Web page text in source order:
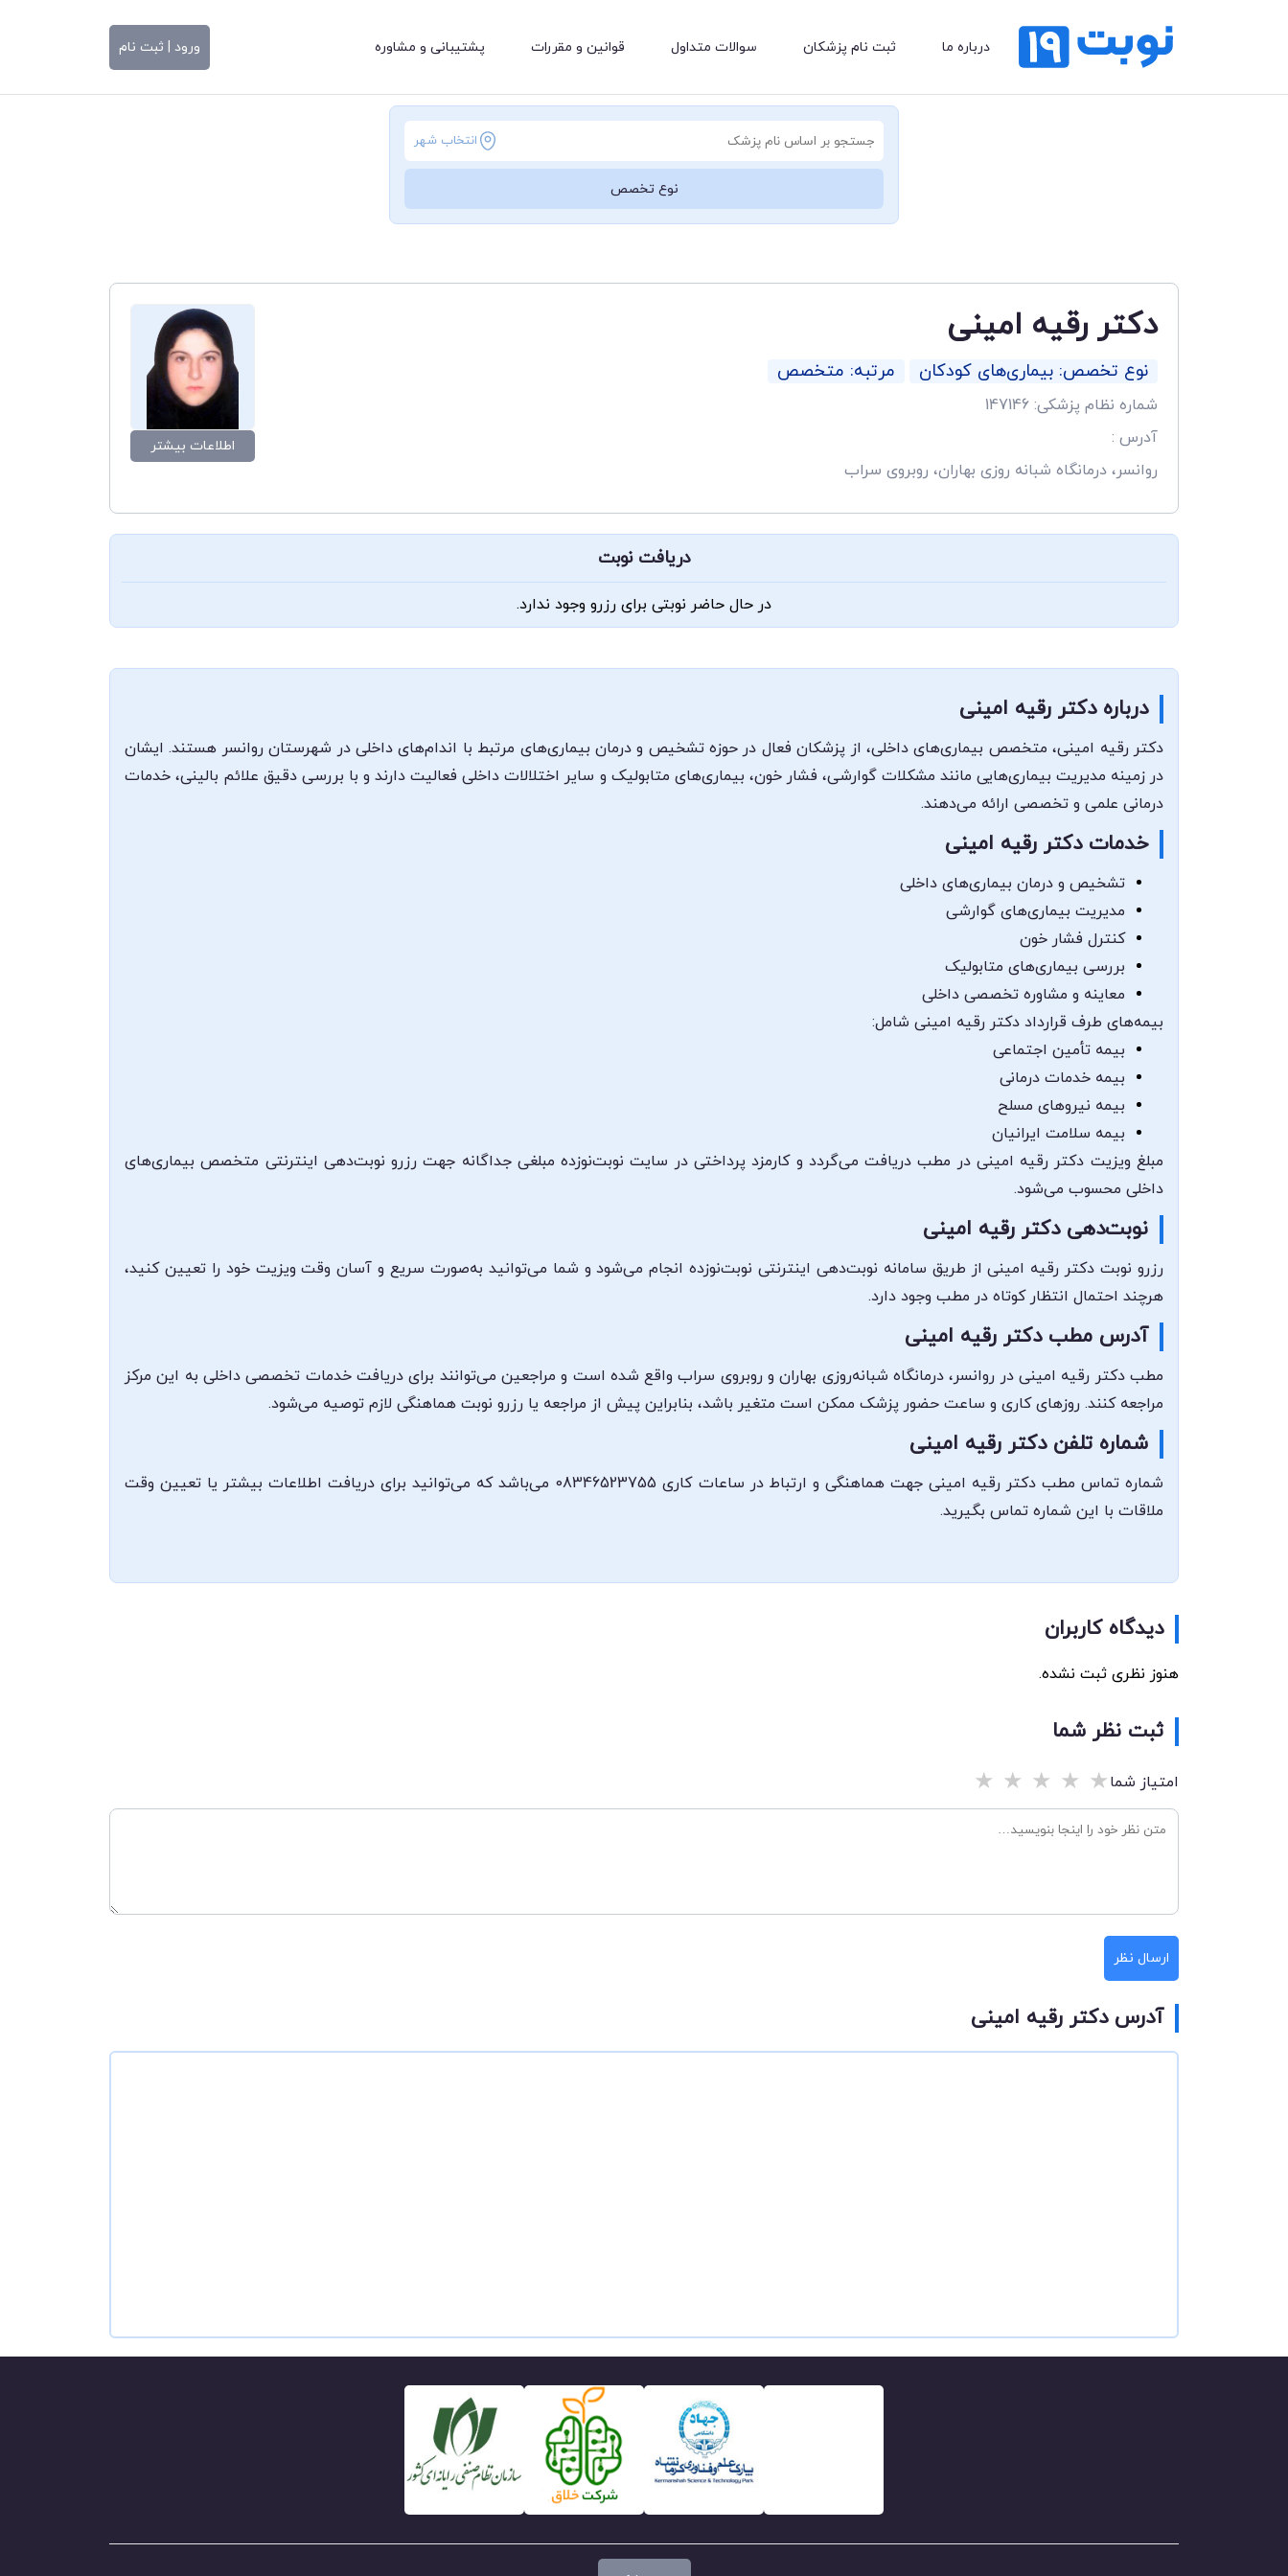
درباره ما ثبت نام پزشکان سوالات متداول قوانین و مقررات پشتیبانی و مشاوره ورود | ثبت نام
انتخاب شهر
نوع تخصص
دکتر رقیه امینی
نوع تخصص: بیماری‌های کودکان مرتبه: متخصص
شماره نظام پزشکی: 147146
آدرس :
روانسر، درمانگاه شبانه روزی بهاران، روبروی سراب
اطلاعات بیشتر
دریافت نوبت
در حال حاضر نوبتی برای رزرو وجود ندارد.
درباره دکتر رقیه امینی
دکتر رقیه امینی، متخصص بیماری‌های داخلی، از پزشکان فعال در حوزه تشخیص و درمان بیماری‌های مرتبط با اندام‌های داخلی در شهرستان روانسر هستند. ایشان
در زمینه مدیریت بیماری‌هایی مانند مشکلات گوارشی، فشار خون، بیماری‌های متابولیک و سایر اختلالات داخلی فعالیت دارند و با بررسی دقیق علائم بالینی، خدمات
درمانی علمی و تخصصی ارائه می‌دهند.
خدمات دکتر رقیه امینی
تشخیص و درمان بیماری‌های داخلی
مدیریت بیماری‌های گوارشی
کنترل فشار خون
بررسی بیماری‌های متابولیک
معاینه و مشاوره تخصصی داخلی
بیمه‌های طرف قرارداد دکتر رقیه امینی شامل:
بیمه تأمین اجتماعی
بیمه خدمات درمانی
بیمه نیروهای مسلح
بیمه سلامت ایرانیان
مبلغ ویزیت دکتر رقیه امینی در مطب دریافت می‌گردد و کارمزد پرداختی در سایت نوبت‌نوزده مبلغی جداگانه جهت رزرو نوبت‌دهی اینترنتی متخصص بیماری‌های
داخلی محسوب می‌شود.
نوبت‌دهی دکتر رقیه امینی
رزرو نوبت دکتر رقیه امینی از طریق سامانه نوبت‌دهی اینترنتی نوبت‌نوزده انجام می‌شود و شما می‌توانید به‌صورت سریع و آسان وقت ویزیت خود را تعیین کنید،
هرچند احتمال انتظار کوتاه در مطب وجود دارد.
آدرس مطب دکتر رقیه امینی
مطب دکتر رقیه امینی در روانسر، درمانگاه شبانه‌روزی بهاران و روبروی سراب واقع شده است و مراجعین می‌توانند برای دریافت خدمات تخصصی داخلی به این مرکز
مراجعه کنند. روزهای کاری و ساعت حضور پزشک ممکن است متغیر باشد، بنابراین پیش از مراجعه یا رزرو نوبت هماهنگی لازم توصیه می‌شود.
شماره تلفن دکتر رقیه امینی
شماره تماس مطب دکتر رقیه امینی جهت هماهنگی و ارتباط در ساعات کاری 08346523755 می‌باشد که می‌توانید برای دریافت اطلاعات بیشتر یا تعیین وقت
ملاقات با این شماره تماس بگیرید.
دیدگاه کاربران
هنوز نظری ثبت نشده.
ثبت نظر شما
امتیاز شما★
★
★
★
★
ارسال نظر
آدرس دکتر رقیه امینی